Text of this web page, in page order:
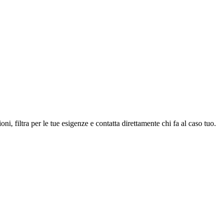
filtra per le tue esigenze e contatta direttamente chi fa al caso tuo.